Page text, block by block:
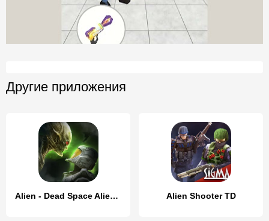
Другие приложения
Alien - Dead Space Alien Games Alien Shooter TD